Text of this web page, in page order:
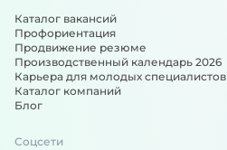
Каталог вакансий
Профориентация
Продвижение резюме
Производственный календарь 2026
Карьера для молодых специалистов
Каталог компаний
Блог
Соцсети